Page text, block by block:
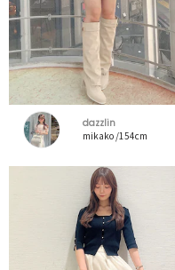
dazzlin
mikako /154cm